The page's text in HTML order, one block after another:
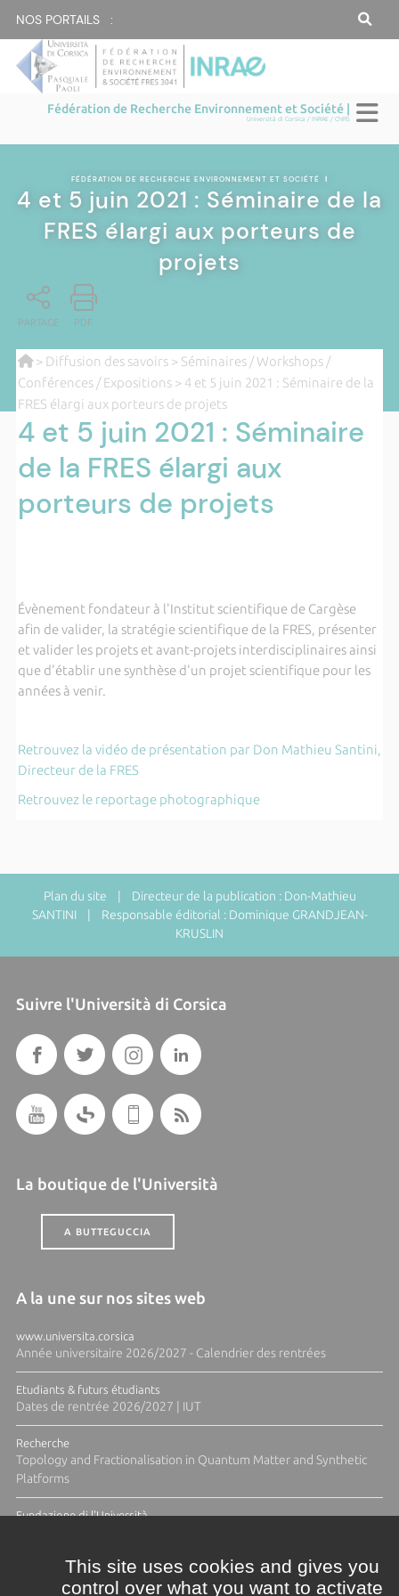
NOS PORTAILS :
Fédération de Recherche Environnement et Société |
Università di Corsica / INRAE / CNRS
FÉDÉRATION DE RECHERCHE ENVIRONNEMENT ET SOCIÉTÉ |
4 et 5 juin 2021 : Séminaire de la
FRES élargi aux porteurs de
projets
PARTAGE PDF
> Diffusion des savoirs> Séminaires / Workshops /
Conférences / Expositions> 4 et 5 juin 2021 : Séminaire de la
FRES élargi aux porteurs de projets
4 et 5 juin 2021 : Séminaire
de la FRES élargi aux
porteurs de projets
Évènement fondateur à l'Institut scientifique de Cargèse
afin de valider, la stratégie scientifique de la FRES, présenter
et valider les projets et avant-projets interdisciplinaires ainsi
que d'établir une synthèse d'un projet scientifique pour les
années à venir.
Retrouvez la vidéo de présentation par Don Mathieu Santini,
Directeur de la FRES
Retrouvez le reportage photographique
Plan du site | Directeur de la publication : Don-Mathieu
SANTINI | Responsable éditorial : Dominique GRANDJEAN-
KRUSLIN
Suivre l'Università di Corsica
La boutique de l'Università
A BUTTEGUCCIA
A la une sur nos sites web
www.universita.corsica
Année universitaire 2026/2027 - Calendrier des rentrées
Etudiants & futurs étudiants
Dates de rentrée 2026/2027 | IUT
Recherche
Topology and Fractionalisation in Quantum Matter and Synthetic
Platforms
Fundazione di l'Università
This site uses cookies and gives you
control over what you want to activate